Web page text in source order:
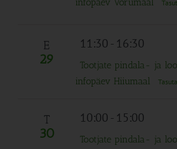
infopäev Võrumaal
E
29
11:30- 16:30
Tootjate pindala- ja
infopäev Hiiumaal
Tasuta
T
30
10:00- 15:00
Tootjate pindala- ja